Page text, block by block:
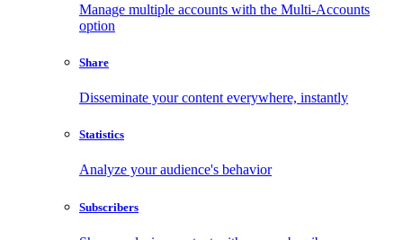
Manage multiple accounts with the Multi-Accounts
option
Share
Disseminate your content everywhere, instantly
Statistics
Analyze your audience's behavior
Subscribers